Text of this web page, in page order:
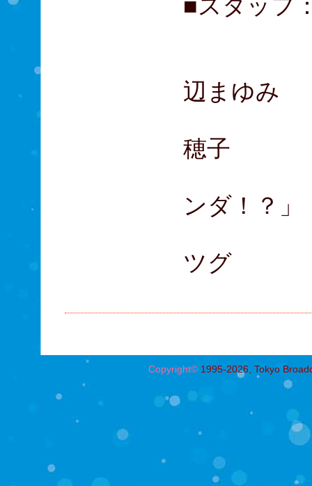
■スタッフ
辺まゆみ
穂子
ンダ！？」
ツグ
Copyright©1995-2026, Tokyo